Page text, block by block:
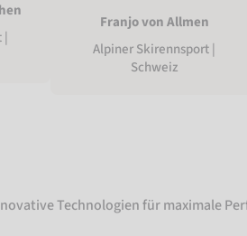
|
Franjo von Allmen
Alpiner Skirennsport |
Schweiz
für maximale Performance